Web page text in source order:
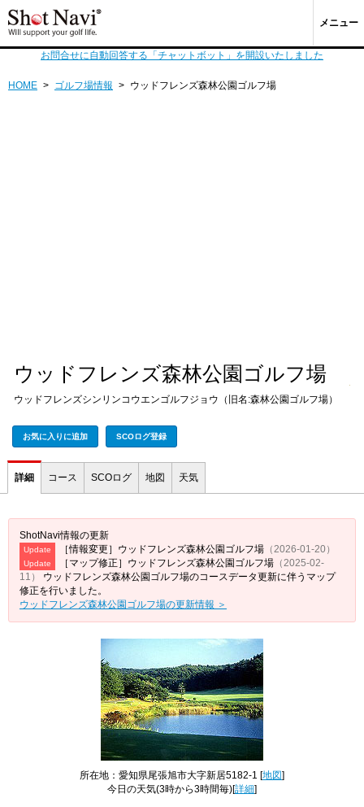
メニュー
お問合せに自動回答する「チャットボット」を開設いたしました
HOME > ゴルフ場情報 > ウッドフレンズ森林公園ゴルフ場
ウッドフレンズ森林公園ゴルフ場
ウッドフレンズシンリンコウエンゴルフジョウ（旧名:森林公園ゴルフ場）
お気に入りに追加 SCOログ登録
詳細 コース SCOログ 地図 天気
ShotNavi情報の更新
Update ［情報変更］ウッドフレンズ森林公園ゴルフ場 （2026-01-20）
Update ［マップ修正］ウッドフレンズ森林公園ゴルフ場 （2025-02-
11）
ウッドフレンズ森林公園ゴルフ場のコースデータ更新に伴うマップ
修正を行いました。
ウッドフレンズ森林公園ゴルフ場の更新情報 ＞
所在地：愛知県尾張旭市大字新居5182-1 [地図]
今日の天気(3時から3時間毎)[詳細]